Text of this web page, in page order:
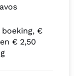
€
€ 2,50